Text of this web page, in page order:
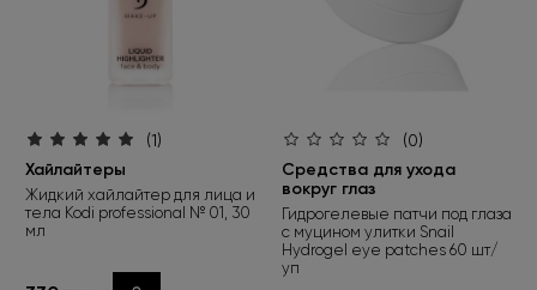
(1)
Хайлайтеры
Жидкий хайлайтер для лица и
тела Kodi professional № 01, 30
мл
(0)
Средства для ухода
вокруг глаз
Гидрогелевые патчи под глаза
с муцином улитки Snail
Hydrogel eye patches 60 шт/
уп